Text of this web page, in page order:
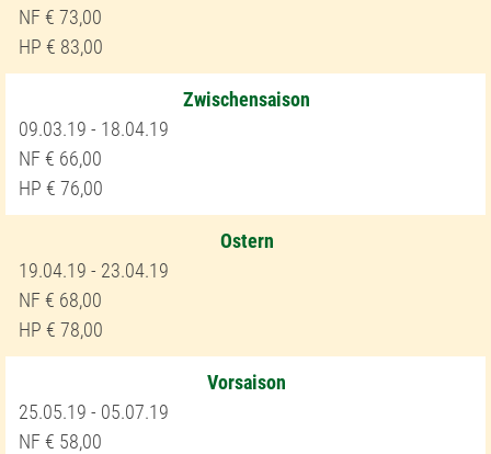
73,00
83,00
Zwischensaison
09.03.19 - 18.04.19
66,00
76,00
Ostern
19.04.19 - 23.04.19
68,00
78,00
Vorsaison
25.05.19 - 05.07.19
58,00